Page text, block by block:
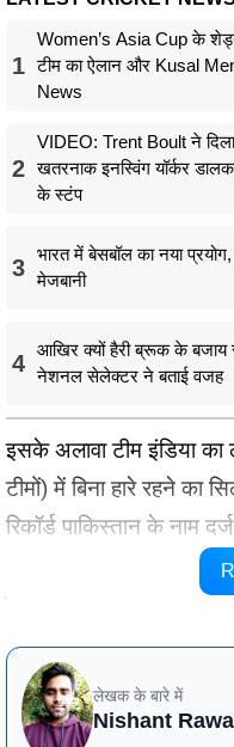
1
Women’s Asia Cup के
टीम का ऐलान और Kusal
News
2
VIDEO: Trent Boult ने
खतरनाक इनस्विंग यॉर्कर
के स्टंप
3
भारत में बेसबॉल का नया
मेजबानी
4
आखिर क्यों हैरी ब्रूक के बजाय
नेशनल सेलेक्टर ने बताई वजह
इसके अलावा टीम इंडिया
टीमों) में बिना हारे रहने का
रिकॉर्ड पाकिस्तान के नाम
2018 के बीच लगातार 11
लेखक के बारे में
Nishant